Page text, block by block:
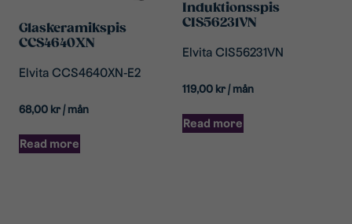
Glaskeramikspis
CCS4640XN
Elvita CCS4640XN-E2
68,00 kr/ mån
Read more
Induktionsspis
CIS56231VN
Elvita CIS56231VN
119,00 kr/ mån
Read more